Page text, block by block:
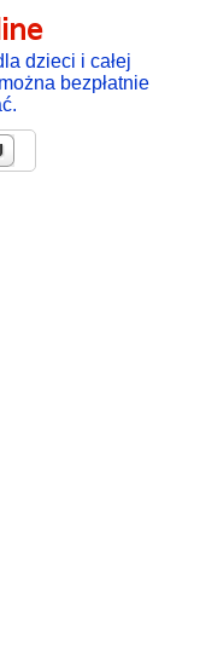
dzieci i całej
bezpłatnie